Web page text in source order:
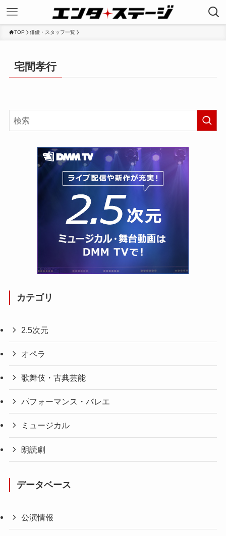
TOP 俳優・スタッフ一覧
宅間孝行
カテゴリ
2.5次元
オペラ
歌舞伎・古典芸能
パフォーマンス・バレエ
ミュージカル
朗読劇
データベース
公演情報